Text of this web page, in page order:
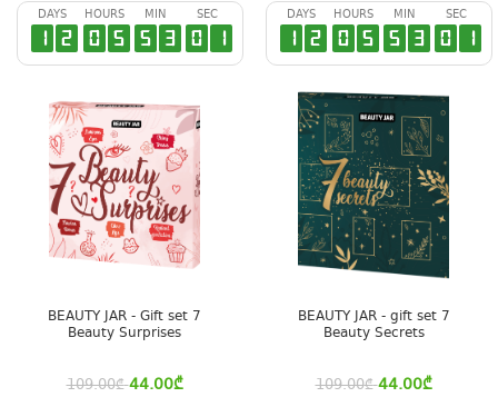
DAYS
1 2
HOURS
0 5
MIN
5 3
SEC
0 0
BEAUTY JAR - Gift set 7
Beauty Surprises
109.00₾ 44.00₾
DAYS
1 2
HOURS
0 5
MIN
5 3
SEC
0 0
BEAUTY JAR - gift set 7
Beauty Secrets
109.00₾ 44.00₾